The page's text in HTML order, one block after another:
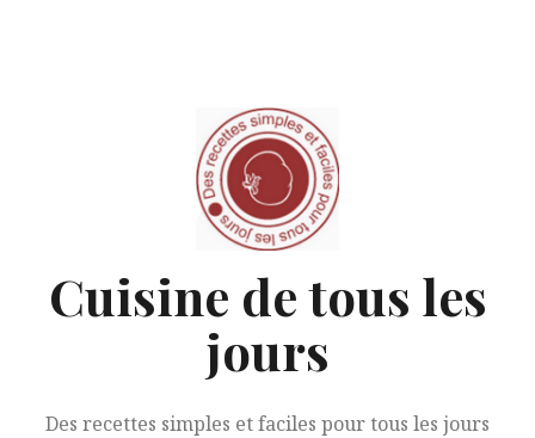
Cuisine de tous les
jours
Des recettes simples et faciles pour tous les jours